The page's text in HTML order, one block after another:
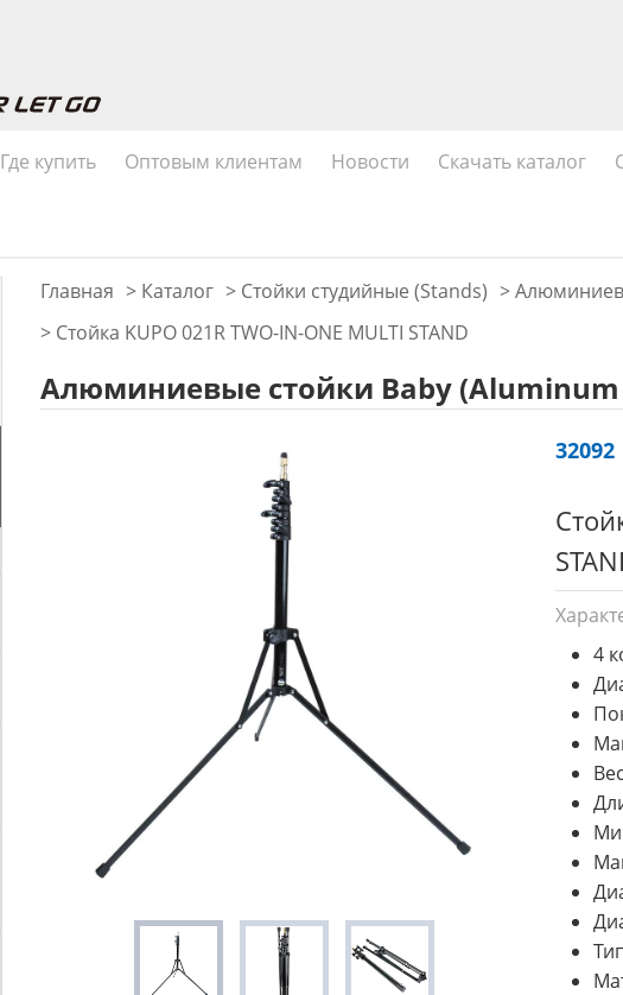
Где купить Оптовым клиентам Новости Скачать каталог
Главная > Каталог > Стойки студийные (Stands) >
> Стойка KUPO 021R TWO-IN-ONE MULTI STAND
Алюминиевые стойки Baby (Aluminum
32092
4